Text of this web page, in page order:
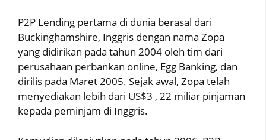
P2P Lending pertama di dunia berasal dari
Buckinghamshire, Inggris dengan nama Zopa
yang didirikan pada tahun 2004 oleh tim dari
perusahaan perbankan online, Egg Banking, dan
dirilis pada Maret 2005. Sejak awal, Zopa telah
menyediakan lebih dari US$3 , 22 miliar pinjaman
kepada peminjam di Inggris.